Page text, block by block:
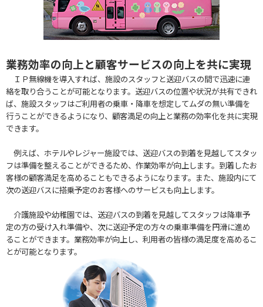
業務効率の向上と顧客サービスの向上を共に実現
ＩＰ無線機を導入すれば、施設のスタッフと送迎バスの間で迅速に連
絡を取り合うことが可能となります。送迎バスの位置や状況が共有できれ
ば、施設スタッフはご利用者の乗車・降車を想定してムダの無い準備を
行うことができるようになり、顧客満足の向上と業務の効率化を共に実現
できます。
例えば、ホテルやレジャー施設では、送迎バスの到着を見越してスタッ
フは準備を整えることができるため、作業効率が向上します。到着したお
客様の顧客満足を高めることもできるようになります。また、施設内にて
次の送迎バスに搭乗予定のお客様へのサービスも向上します。
介護施設や幼稚園では、送迎バスの到着を見越してスタッフは降車予
定の方の受け入れ準備や、次に送迎予定の方々の乗車準備を円滑に進め
ることができます。業務効率が向上し、利用者の皆様の満足度を高めるこ
とが可能となります。